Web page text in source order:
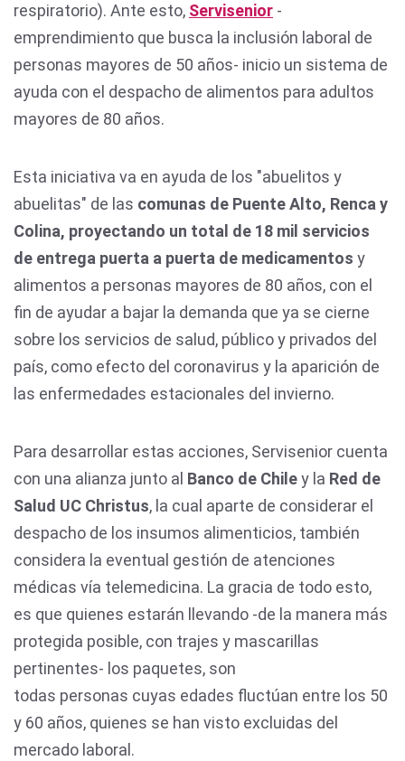
respiratorio). Ante esto, Servisenior -
emprendimiento que busca la inclusión laboral de
personas mayores de 50 años- inicio un sistema de
ayuda con el despacho de alimentos para adultos
mayores de 80 años.
Esta iniciativa va en ayuda de los "abuelitos y
abuelitas" de las comunas de Puente Alto, Renca y
Colina, proyectando un total de 18 mil servicios
de entrega puerta a puerta de medicamentos y
alimentos a personas mayores de 80 años, con el
fin de ayudar a bajar la demanda que ya se cierne
sobre los servicios de salud, público y privados del
país, como efecto del coronavirus y la aparición de
las enfermedades estacionales del invierno.
Para desarrollar estas acciones, Servisenior cuenta
con una alianza junto al Banco de Chiley la Red de
Salud UC Christus, la cual aparte de considerar el
despacho de los insumos alimenticios, también
considera la eventual gestión de atenciones
médicas vía telemedicina. La gracia de todo esto,
es que quienes estarán llevando -de la manera más
protegida posible, con trajes y mascarillas
pertinentes- los paquetes, son
todas personas cuyas edades fluctúan entre los 50
y 60 años, quienes se han visto excluidas del
mercado laboral.